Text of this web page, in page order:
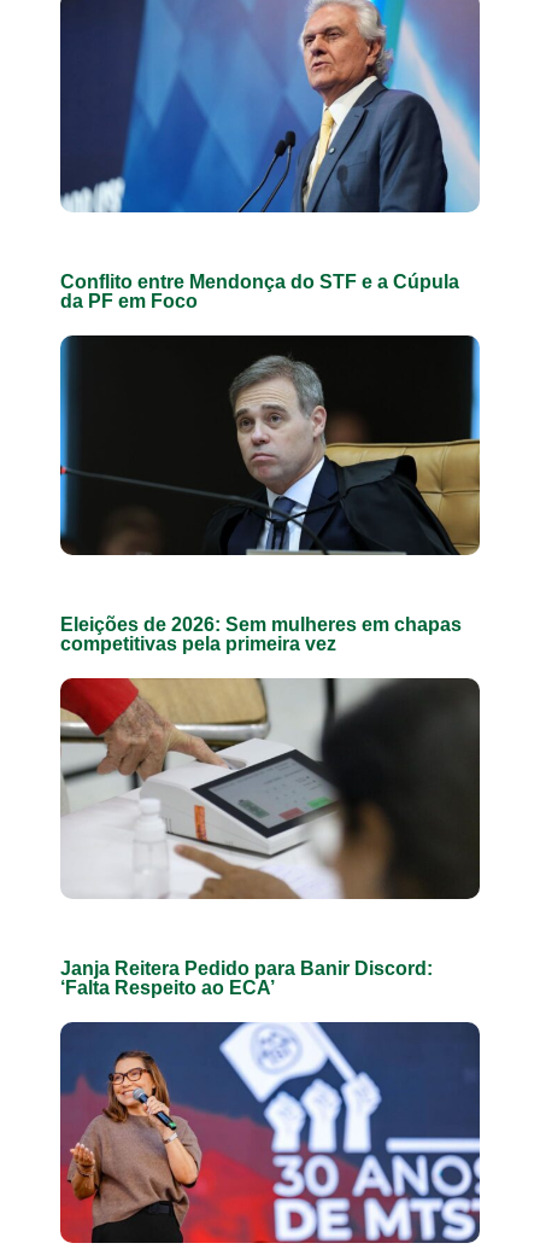
Conflito entre Mendonça do STF e a Cúpula
da PF em Foco
Eleições de 2026: Sem mulheres em chapas
competitivas pela primeira vez
Janja Reitera Pedido para Banir Discord:
‘Falta Respeito ao ECA’